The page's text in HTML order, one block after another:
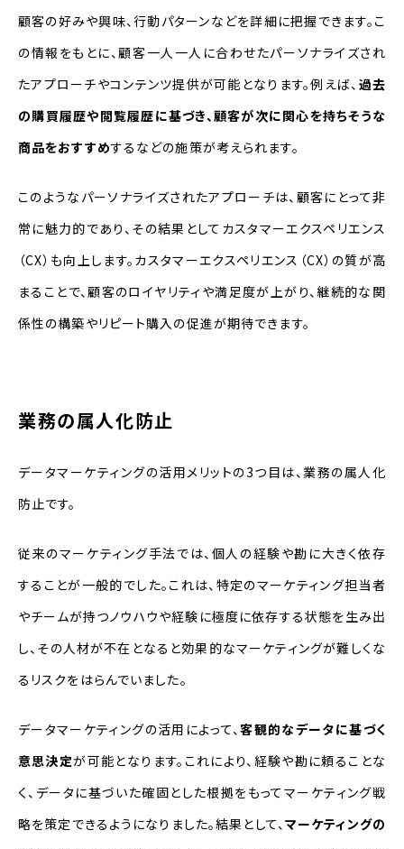
顧客の好みや興味、行動パターンなどを詳細に把握できます。こ
の情報をもとに、顧客一人一人に合わせたパーソナライズされ
たアプローチやコンテンツ提供が可能となります。例えば、 過去
の購買履歴や閲覧履歴に基づき、顧客が次に関心を持ちそうな
商品をおすすめするなどの施策が考えられます。
このようなパーソナライズされたアプローチは、顧客にとって非
常に魅力的であり、その結果としてカスタマーエクスペリエンス
（CX）も向上します。カスタマーエクスペリエンス（CX）の質が高
まることで、顧客のロイヤリティや満足度が上がり、継続的な関
係性の構築やリピート購入の促進が期待できます。
業務の属人化防止
データマーケティングの活用メリットの3つ目は、業務の属人化
防止です。
従来のマーケティング手法では、個人の経験や勘に大きく依存
することが一般的でした。これは、特定のマーケティング担当者
やチームが持つノウハウや経験に極度に依存する状態を生み出
し、その人材が不在となると効果的なマーケティングが難しくな
るリスクをはらんでいました。
データマーケティングの活用によって、客観的なデータに基づく
意思決定が可能となります。これにより、経験や勘に頼ることな
く、データに基づいた確固とした根拠をもってマーケティング戦
略を策定できるようになりました。結果として、マーケティングの